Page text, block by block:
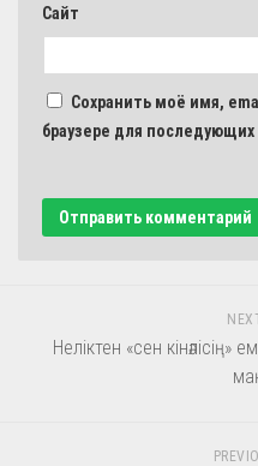
Сайт
Сохранить моё имя,
браузере для
Неліктен «сен кінәлісің»